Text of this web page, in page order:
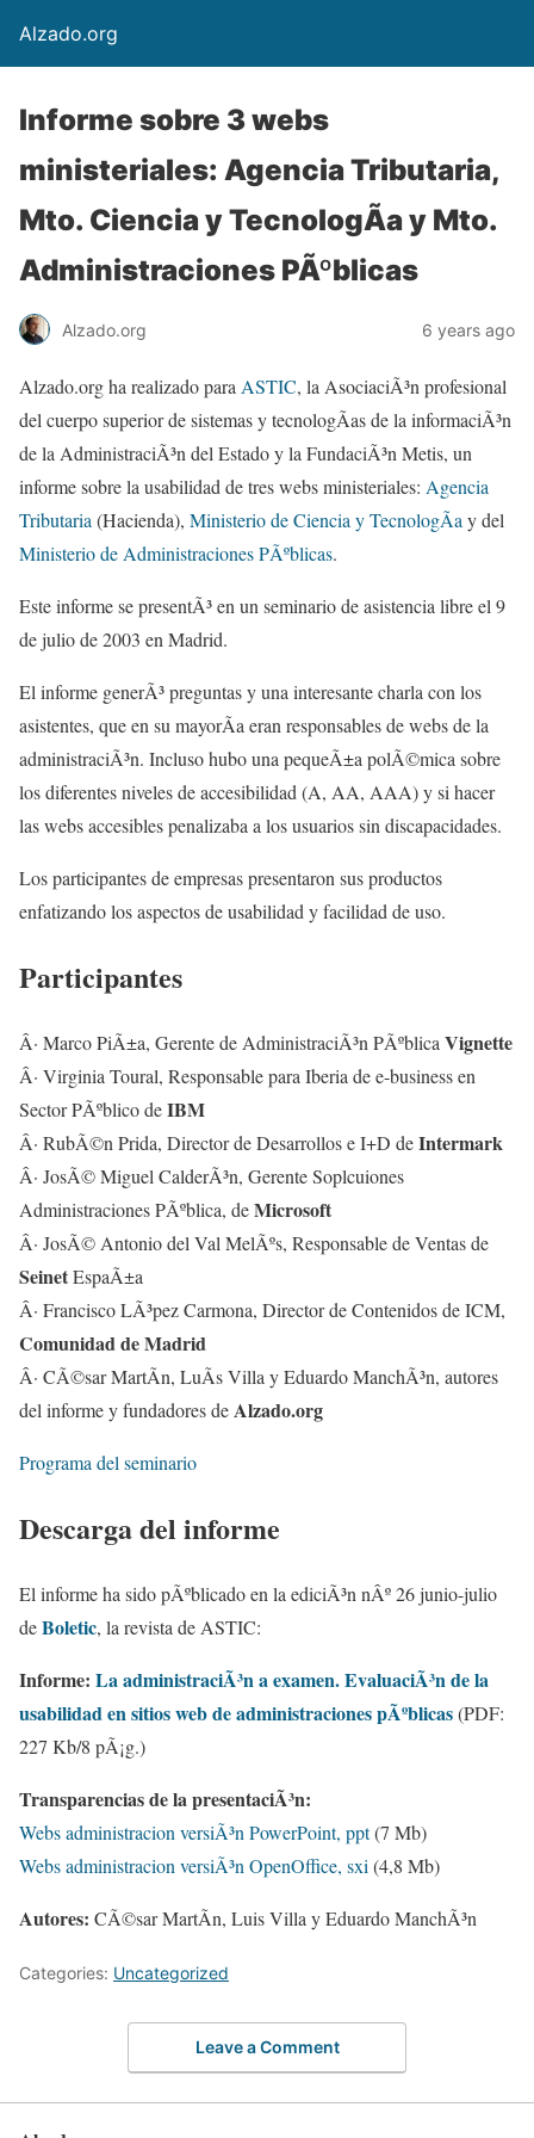
Alzado.org
Informe sobre 3 webs
ministeriales: Agencia Tributaria,
Mto. Ciencia y TecnologÃ­a y Mto.
Administraciones PÃºblicas
Alzado.org 6 years ago
Alzado.org ha realizado para ASTIC, la AsociaciÃ³n profesional
del cuerpo superior de sistemas y tecnologÃ­as de la informaciÃ³n
de la AdministraciÃ³n del Estado y la FundaciÃ³n Metis, un
informe sobre la usabilidad de tres webs ministeriales: Agencia
Tributaria (Hacienda), Ministerio de Ciencia y TecnologÃ­a y del
Ministerio de Administraciones PÃºblicas.
Este informe se presentÃ³ en un seminario de asistencia libre el 9
de julio de 2003 en Madrid.
El informe generÃ³ preguntas y una interesante charla con los
asistentes, que en su mayorÃ­a eran responsables de webs de la
administraciÃ³n. Incluso hubo una pequeÃ±a polÃ©mica sobre
los diferentes niveles de accesibilidad (A, AA, AAA) y si hacer
las webs accesibles penalizaba a los usuarios sin discapacidades.
Los participantes de empresas presentaron sus productos
enfatizando los aspectos de usabilidad y facilidad de uso.
Participantes
Â· Marco PiÃ±a, Gerente de AdministraciÃ³n PÃºblica Vignette
Â· Virginia Toural, Responsable para Iberia de e-business en
Sector PÃºblico deIBM
Â· RubÃ©n Prida, Director de Desarrollos e I+D deIntermark
Â· JosÃ© Miguel CalderÃ³n, Gerente Soplcuiones
Administraciones PÃºblica, deMicrosoft
Â· JosÃ© Antonio del Val MelÃºs, Responsable de Ventas de
SeinetEspaÃ±a
Â· Francisco LÃ³pez Carmona, Director de Contenidos de ICM,
Comunidad de Madrid
Â· CÃ©sar MartÃ­n, LuÃ­s Villa y Eduardo ManchÃ³n, autores
del informe y fundadores deAlzado.org
Programa del seminario
Descarga del informe
El informe ha sido pÃºblicado en la ediciÃ³n nÂº 26 junio-julio
deBoletic, la revista de ASTIC:
Informe: La administraciÃ³n a examen. EvaluaciÃ³n de la
usabilidad en sitios web de administraciones pÃºblicas(PDF:
227 Kb/8 pÃ¡g.)
Transparencias de la presentaciÃ³n:
Webs administracion versiÃ³n PowerPoint, ppt(7 Mb)
Webs administracion versiÃ³n OpenOffice, sxi (4,8 Mb)
Autores: CÃ©sar MartÃ­n, Luis Villa y Eduardo ManchÃ³n
Categories: Uncategorized
Leave a Comment